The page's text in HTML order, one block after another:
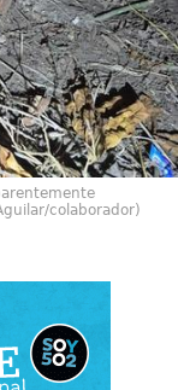
colaborador)